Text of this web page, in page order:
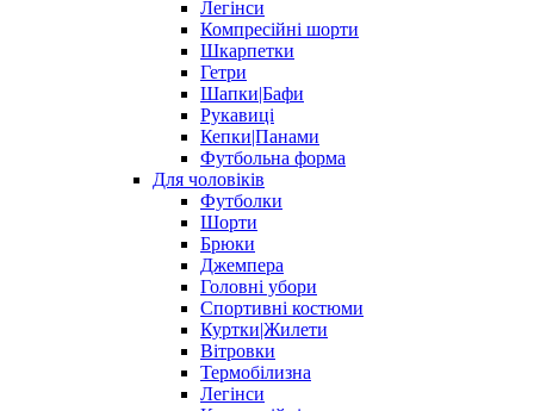
Легінси
Компресійні шорти
Шкарпетки
Гетри
Шапки|Бафи
Рукавиці
Кепки|Панами
Футбольна форма
Для чоловіків
Футболки
Шорти
Брюки
Джемпера
Головні убори
Спортивні костюми
Куртки|Жилети
Вітровки
Термобілизна
Легінси